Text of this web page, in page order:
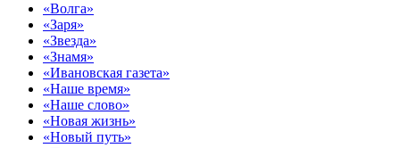
«Волга»
«Заря»
«Звезда»
«Знамя»
«Ивановская газета»
«Наше время»
«Наше слово»
«Новая жизнь»
«Новый путь»